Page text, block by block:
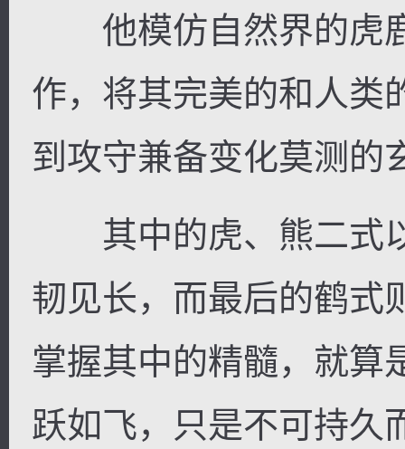
他模仿自然界的虎
作，将其完美的和人类
到攻守兼备变化莫测的
其中的虎、熊二式
韧见长，而最后的鹤式
掌握其中的精髓，就算
跃如飞，只是不可持久